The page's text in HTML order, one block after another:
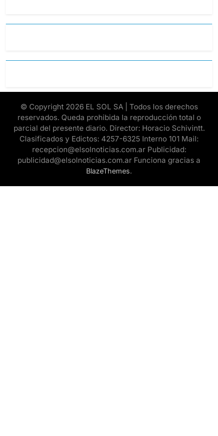
© Copyright 2026 EL SOL SA | Todos los derechos
reservados. Queda prohibida la reproducción total o
parcial del presente diario. Director: Horacio Schivintt.
Clasificados y Edictos: 4257-6325 Interno 101 Mail:
recepcion@elsolnoticias.com.ar Publicidad:
publicidad@elsolnoticias.com.ar Funciona gracias a
BlazeThemes.